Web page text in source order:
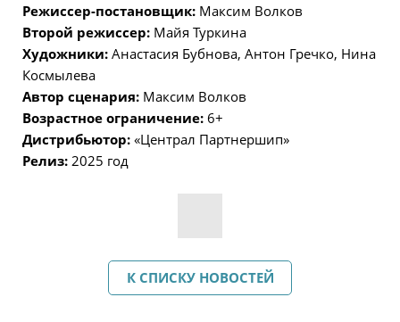
Режиссер-постановщик: Максим Волков
Второй режиссер: Майя Туркина
Художники: Анастасия Бубнова, Антон Гречко, Нина
Космылева
Автор сценария: Максим Волков
Возрастное ограничение: 6+
Дистрибьютор: «Централ Партнершип»
Релиз: 2025 год
К СПИСКУ НОВОСТЕЙ